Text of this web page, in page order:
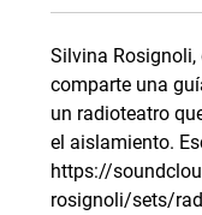
Silvina Rosignoli,
comparte una
un radioteatro
el aislamiento.
https://
rosignoli/sets/